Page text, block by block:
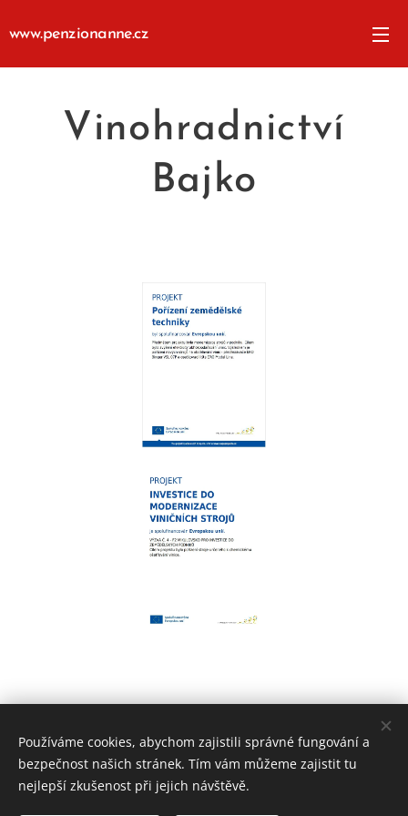
www.penzionanne.cz
Vinohradnictví
Bajko
Používáme cookies, abychom zajistili správné fungování a
bezpečnost našich stránek. Tím vám můžeme zajistit tu
nejlepší zkušenost při jejich návštěvě.